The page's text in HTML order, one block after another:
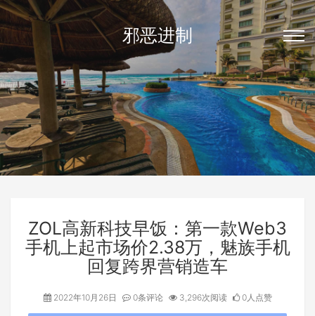
邪恶进制
ZOL高新科技早饭：第一款Web3
手机上起市场价2.38万，魅族手机
回复跨界营销造车
2022年10月26日 0条评论 3,296次阅读 0人点赞